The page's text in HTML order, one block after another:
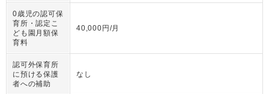
0歳児の認可保
育所・認定こ
ども園月額保
育料
40,000円/月
認可外保育所
に預ける保護
者への補助
なし